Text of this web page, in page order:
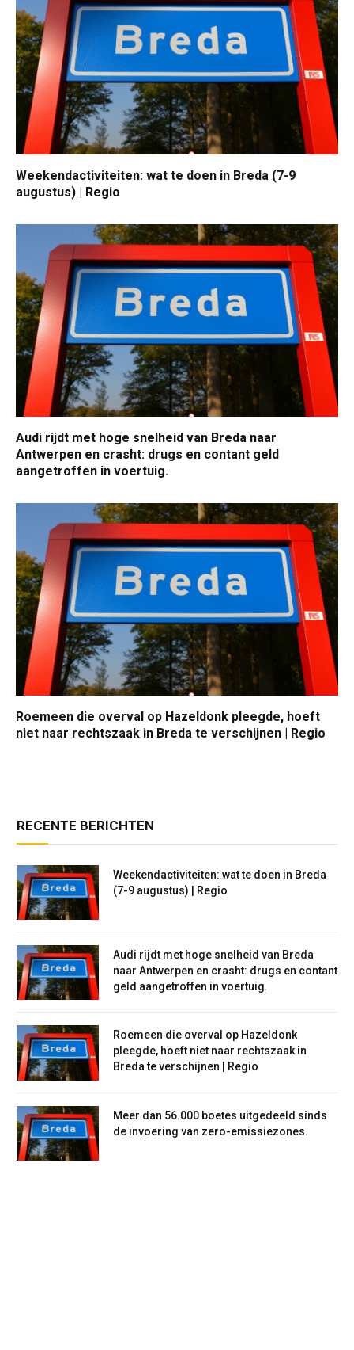
Weekendactiviteiten: wat te doen in Breda (7-9
augustus) | Regio
Audi rijdt met hoge snelheid van Breda naar
Antwerpen en crasht: drugs en contant geld
aangetroffen in voertuig.
Roemeen die overval op Hazeldonk pleegde, hoeft
niet naar rechtszaak in Breda te verschijnen | Regio
RECENTE BERICHTEN
Weekendactiviteiten: wat te doen in Breda
(7-9 augustus) | Regio
Audi rijdt met hoge snelheid van Breda
naar Antwerpen en crasht: drugs en contant
geld aangetroffen in voertuig.
Roemeen die overval op Hazeldonk
pleegde, hoeft niet naar rechtszaak in
Breda te verschijnen | Regio
Meer dan 56.000 boetes uitgedeeld sinds
de invoering van zero-emissiezones.